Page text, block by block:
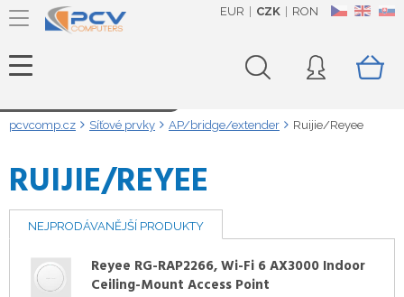
CZ EN SK
EUR CZK RON
pcvcomp.cz Síťové prvky AP/bridge/extender Ruijie/Reyee
RUIJIE/REYEE
NEJPRODÁVANĚJŠÍ PRODUKTY
Reyee RG-RAP2266, Wi-Fi 6 AX3000 Indoor
Ceiling-Mount Access Point